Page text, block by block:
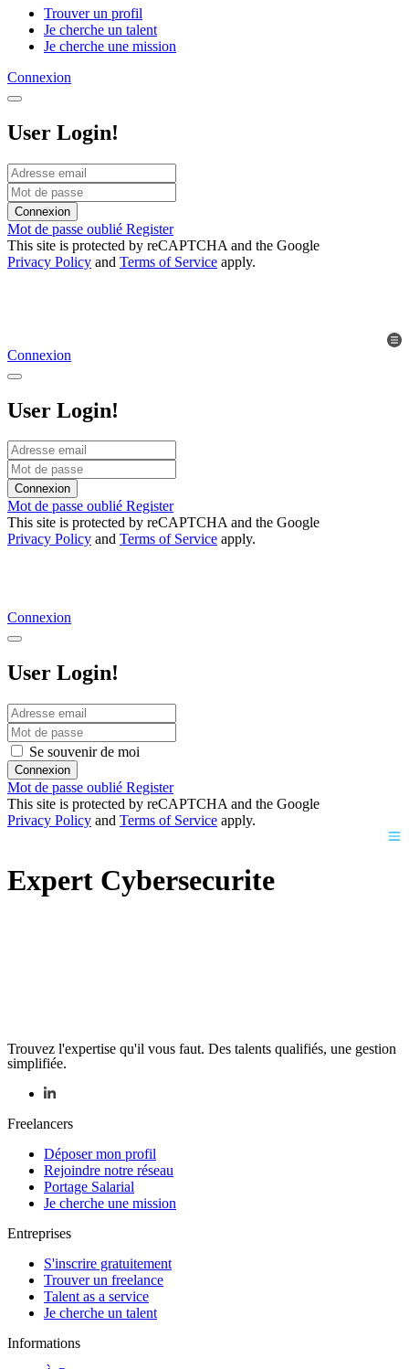
Trouver un profil
Je cherche un talent
Je cherche une mission
Connexion
User Login!
Connexion
Mot de passe oublié Register
This site is protected by reCAPTCHA and the Google
Privacy Policy and Terms of Service apply.
Connexion
User Login!
Connexion
Mot de passe oublié Register
This site is protected by reCAPTCHA and the Google
Privacy Policy and Terms of Service apply.
Connexion
User Login!
Se souvenir de moi
Connexion
Mot de passe oublié Register
This site is protected by reCAPTCHA and the Google
Privacy Policy and Terms of Service apply.
Expert Cybersecurite
Trouvez l'expertise qu'il vous faut. Des talents qualifiés, une gestion
simplifiée.
Freelancers
Déposer mon profil
Rejoindre notre réseau
Portage Salarial
Je cherche une mission
Entreprises
S'inscrire gratuitement
Trouver un freelance
Talent as a service
Je cherche un talent
Informations